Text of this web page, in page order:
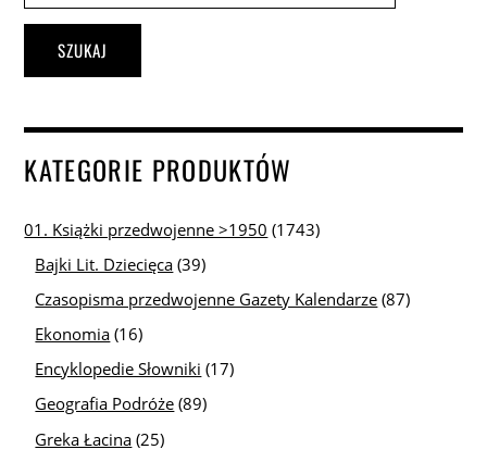
SZUKAJ
KATEGORIE PRODUKTÓW
01. Książki przedwojenne >1950 (1743)
Bajki Lit. Dziecięca (39)
Czasopisma przedwojenne Gazety Kalendarze (87)
Ekonomia (16)
Encyklopedie Słowniki (17)
Geografia Podróże (89)
Greka Łacina (25)